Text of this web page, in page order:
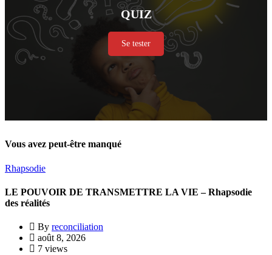
QUIZ
Se tester
Vous avez peut-être manqué
Rhapsodie
LE POUVOIR DE TRANSMETTRE LA VIE – Rhapsodie
des réalités
By reconciliation
août 8, 2026
7 views